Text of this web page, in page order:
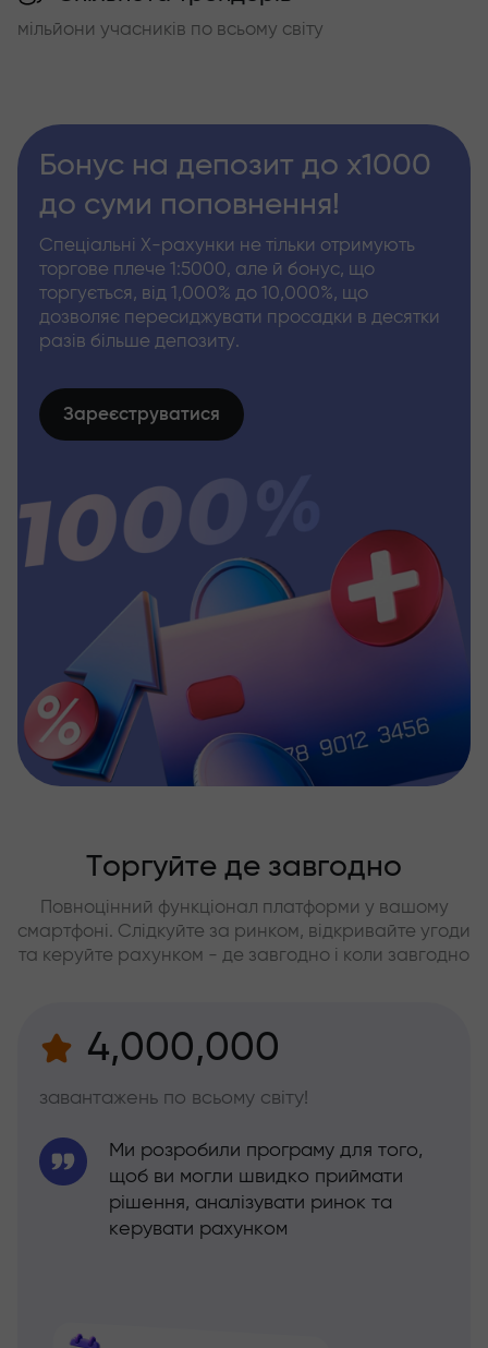
мільйони учасників по всьому світу
Бонус на депозит до х1000
до суми поповнення!
Спеціальні Х-рахунки не тільки отримують
торгове плече 1:5000, але й бонус, що
торгується, від 1,000% до 10,000%, що
дозволяє пересиджувати просадки в десятки
разів більше депозиту.
Зареєструватися
Торгуйте де завгодно
Повноцінний функціонал платформи у вашому
смартфоні. Слідкуйте за ринком, відкривайте угоди
та керуйте рахунком - де завгодно і коли завгодно
4,000,000
завантажень по всьому світу!
Ми розробили програму для того,
щоб ви могли швидко приймати
рішення, аналізувати ринок та
керувати рахунком